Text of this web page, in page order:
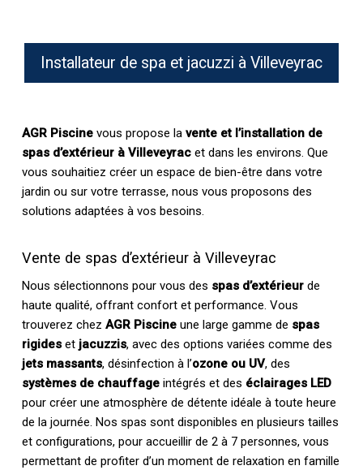
Installateur de spa et jacuzzi à Villeveyrac
AGR Piscinevous propose la vente et l’installation de
spas d’extérieur à Villeveyracet dans les environs. Que
vous souhaitiez créer un espace de bien-être dans votre
jardin ou sur votre terrasse, nous vous proposons des
solutions adaptées à vos besoins.
Vente de spas d’extérieur à Villeveyrac
Nous sélectionnons pour vous des spas d’extérieurde
haute qualité, offrant confort et performance. Vous
trouverez chez AGR Piscineune large gamme de spas
rigideset jacuzzis, avec des options variées comme des
jets massants, désinfection à l’ozone ou UV, des
systèmes de chauffageintégrés et des éclairages LED
pour créer une atmosphère de détente idéale à toute heure
de la journée. Nos spas sont disponibles en plusieurs tailles
et configurations, pour accueillir de 2 à 7 personnes, vous
permettant de profiter d’un moment de relaxation en famille